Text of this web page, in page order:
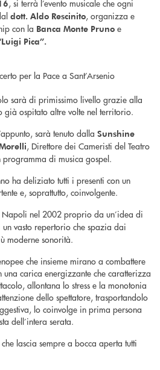
, si terrà l’evento musicale che ogni
dott. Aldo Rescinito, organizza e
con la Banca Monte Pruno e
Pica”.
sarà di primissimo livello grazie alla
ospitato altre volte nel territorio.
sarà tenuto dalla Sunshine
, Direttore dei Cameristi del Teatro
di musica gospel.
ha deliziato tutti i presenti con un
e, soprattutto, coinvolgente.
Napoli nel 2002 proprio da un’idea di
vasto repertorio che spazia dai
moderne sonorità.
che insieme mirano a combattere
una carica energizzante che caratterizza
allontana lo stress e la monotonia
dello spettatore, trasportandolo
lo coinvolge in prima persona
dell’intera serata.
lascia sempre a bocca aperta tutti